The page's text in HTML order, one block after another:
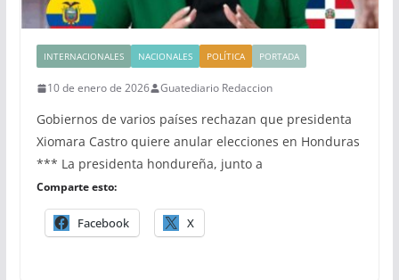
INTERNACIONALES NACIONALES POLÍTICA PORTADA
10 de enero de 2026 Guatediario Redaccion
Gobiernos de varios países rechazan que presidenta
Xiomara Castro quiere anular elecciones en Honduras
*** La presidenta hondureña, junto a
Comparte esto:
Facebook X